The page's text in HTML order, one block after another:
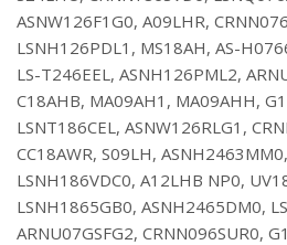
ASNW126F1G0, A09LHR,
LSNH126PDL1, MS18AH, AS-
LS-T246EEL, ASNH126PML2,
C18AHB, MA09AH1, MA09AHH,
LSNT186CEL, ASNW126RLG1,
CC18AWR, S09LH,
LSNH186VDC0, A12LHB NP0,
LSNH1865GB0, ASNH2465DM0,
ARNU07GSFG2, CRNN096SUR0,